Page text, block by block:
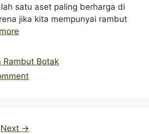
satu aset paling berharga di
jika kita mempunyai rambut
Rambut Botak
Next →